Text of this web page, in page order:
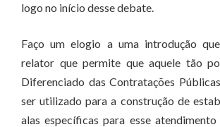
logo no início desse debate.
Faço um elogio a uma introdução
relator que permite que aquele tão
Diferenciado das Contratações
ser utilizado para a construção de
alas específicas para esse